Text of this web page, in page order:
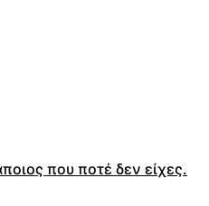
που ποτέ δεν είχες.